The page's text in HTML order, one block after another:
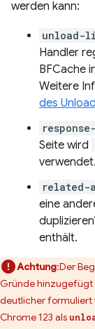
werden kann:
unload-
Handler
BFCache
Weitere
des
Seite wird
verwendet.
related-
eine
enthält.
Achtung:Der
Gründe hinzugefügt
deutlicher formuliert
Chrome 123 als